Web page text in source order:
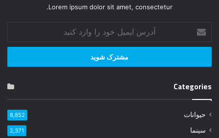
Lorem ipsum dolor sit amet, consectetur.
ر
ا
م
ی
خ
و
Categories
حیوانات 8,852
سینما 2,371